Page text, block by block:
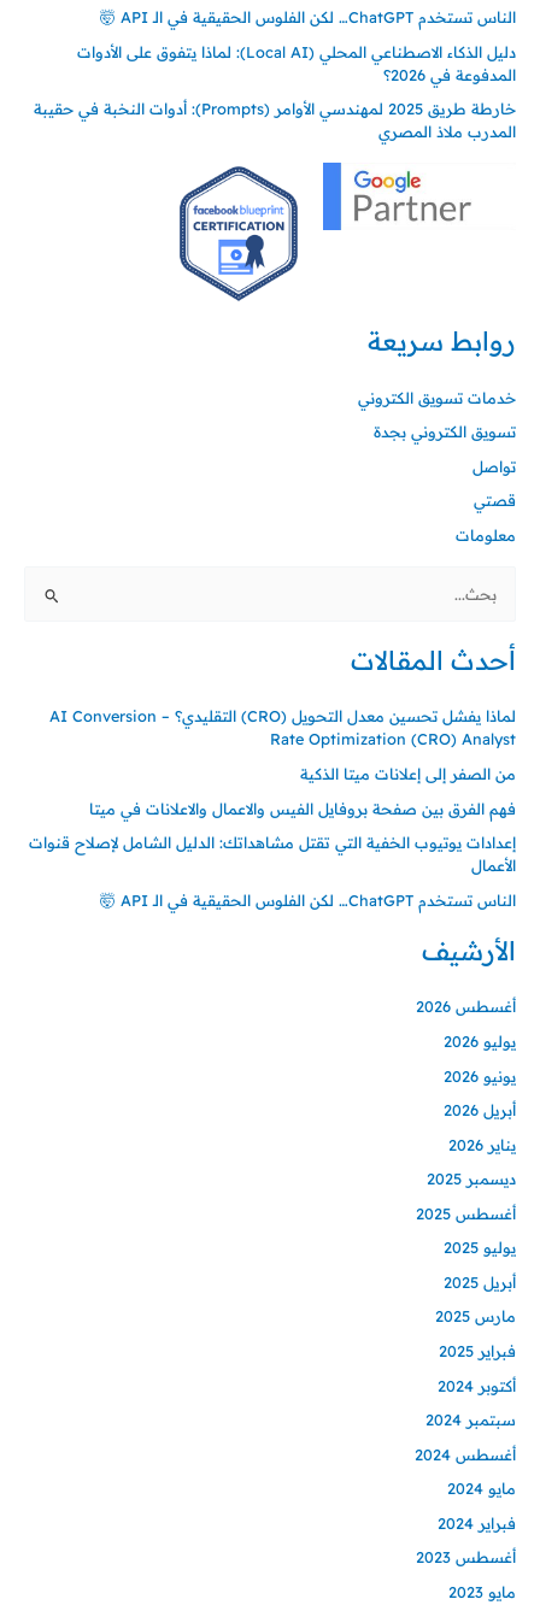
الناس تستخدم ChatGPT… لكن الفلوس الحقيقية في الـ API 🤯
دليل الذكاء الاصطناعي المحلي (Local AI): لماذا يتفوق على الأدوات
المدفوعة في 2026؟
خارطة طريق 2025 لمهندسي الأوامر (Prompts): أدوات النخبة في حقيبة
المدرب ملاذ المصري
روابط سريعة
خدمات تسويق الكتروني
تسويق الكتروني بجدة
تواصل
قصتي
معلومات
ث
ع
ن
:
أحدث المقالات
لماذا يفشل تحسين معدل التحويل (CRO) التقليدي؟ – AI Conversion
Rate Optimization (CRO) Analyst
من الصفر إلى إعلانات ميتا الذكية
فهم الفرق بين صفحة بروفايل الفيس والاعمال والاعلانات في ميتا
إعدادات يوتيوب الخفية التي تقتل مشاهداتك: الدليل الشامل لإصلاح قنوات
الأعمال
الناس تستخدم ChatGPT… لكن الفلوس الحقيقية في الـ API 🤯
الأرشيف
أغسطس 2026
يوليو 2026
يونيو 2026
أبريل 2026
يناير 2026
ديسمبر 2025
أغسطس 2025
يوليو 2025
أبريل 2025
مارس 2025
فبراير 2025
أكتوبر 2024
سبتمبر 2024
أغسطس 2024
مايو 2024
فبراير 2024
أغسطس 2023
مايو 2023